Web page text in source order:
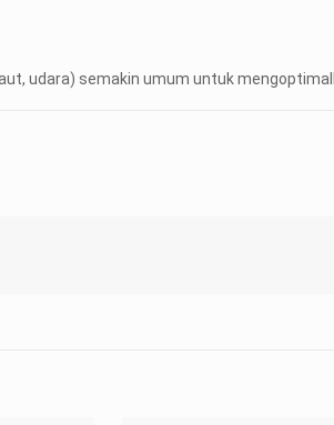
udara) semakin umum untuk